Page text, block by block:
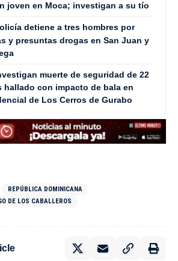
joven en Moca; investigan a su tío
detiene a tres hombres por
y presuntas drogas en San Juan y
muerte de seguridad de 22
hallado con impacto de bala en
de Los Cerros de Gurabo
REPÚBLICA DOMINICANA
DE LOS CABALLEROS